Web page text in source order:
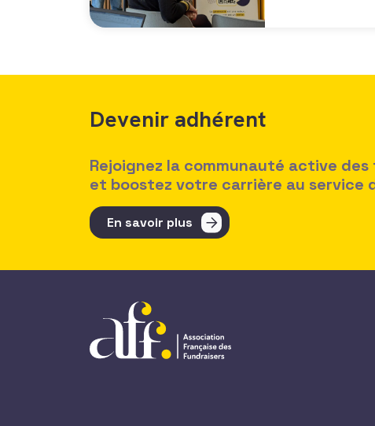
Devenir adhérent
Rejoignez la communauté active
et boostez votre carrière au service
En savoir plus